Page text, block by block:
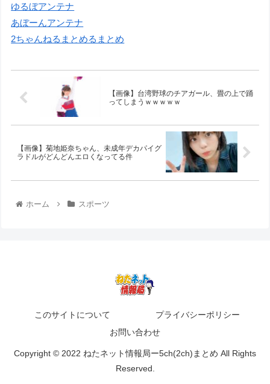
ゆるぼアンテナ
あぼーんアンテナ
2ちゃんねるまとめるまとめ
【画像】台湾野球のチアガール、畳の上で踊
ってしまうｗｗｗｗｗ
【画像】菊地姫奈ちゃん、未成年デカパイグ
ラドルがどんどんエロくなってる件
ホーム スポーツ
このサイトについて
プライバシーポリシー
お問い合わせ
Copyright © 2022 ねたネット情報局ー5ch(2ch)まとめ All Rights
Reserved.